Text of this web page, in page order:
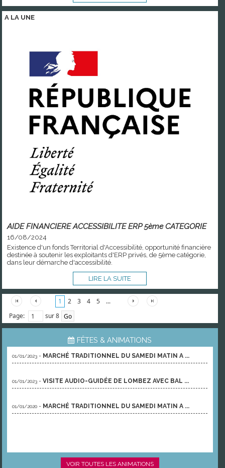
A LA UNE
AIDE FINANCIERE ACCESSIBILITE ERP 5ème CATEGORIE
16/08/2024
Existence d'un fonds Territorial d'Accessibilité, opportunité financière
destinée à soutenir les exploitants d'ERP privés, de 5ème catégorie,
dans leur démarche d'accessibilité.
LIRE LA SUITE
1 2 3 4 5
...
Page:
sur 8
FÊTES & ANIMATIONS
01/01/2023 - MARCHÉ TRADITIONNEL DU SAMEDI MATIN A ...
01/01/2023 -VISITE AUDIO-GUIDÉE DE LOMBEZ AVEC BAL ...
01/01/2020 - MARCHÉ TRADITIONNEL DU SAMEDI MATIN A ...
VOIR TOUTES LES ANIMATIONS